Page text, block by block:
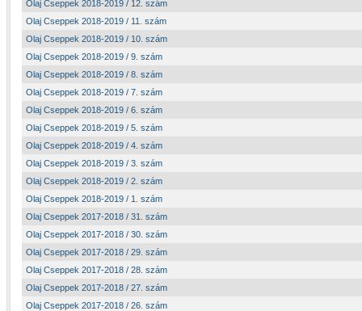
Olaj Cseppek 2018-2019 / 12. szám
Olaj Cseppek 2018-2019 / 11. szám
Olaj Cseppek 2018-2019 / 10. szám
Olaj Cseppek 2018-2019 / 9. szám
Olaj Cseppek 2018-2019 / 8. szám
Olaj Cseppek 2018-2019 / 7. szám
Olaj Cseppek 2018-2019 / 6. szám
Olaj Cseppek 2018-2019 / 5. szám
Olaj Cseppek 2018-2019 / 4. szám
Olaj Cseppek 2018-2019 / 3. szám
Olaj Cseppek 2018-2019 / 2. szám
Olaj Cseppek 2018-2019 / 1. szám
Olaj Cseppek 2017-2018 / 31. szám
Olaj Cseppek 2017-2018 / 30. szám
Olaj Cseppek 2017-2018 / 29. szám
Olaj Cseppek 2017-2018 / 28. szám
Olaj Cseppek 2017-2018 / 27. szám
Olaj Cseppek 2017-2018 / 26. szám